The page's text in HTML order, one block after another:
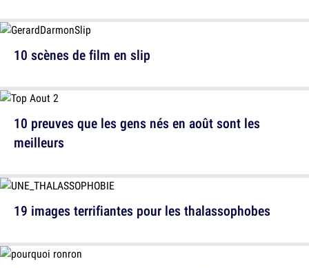
10 scènes de film en slip
19 images terrifiantes pour les thalassophobes
10 preuves que les gens nés en août sont les
meilleurs